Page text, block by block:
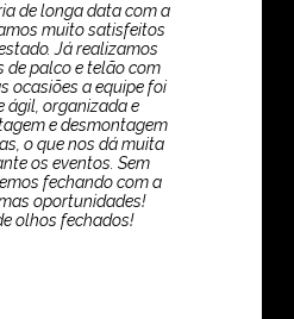
de longa data com a
muito satisfeitos
Já realizamos
de palco e telão com
ocasiões a equipe foi
ágil, organizada e
e desmontagem
o que nos dá muita
os eventos. Sem
fechando com a
oportunidades!
olhos fechados!